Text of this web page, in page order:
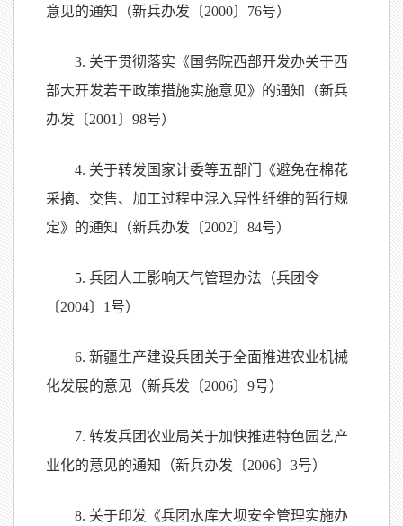
意见的通知（新兵办发〔2000〕76号）
3. 关于贯彻落实《国务院西部开发办关于西
部大开发若干政策措施实施意见》的通知（新兵
办发〔2001〕98号）
4. 关于转发国家计委等五部门《避免在棉花
采摘、交售、加工过程中混入异性纤维的暂行规
定》的通知（新兵办发〔2002〕84号）
5. 兵团人工影响天气管理办法（兵团令
〔2004〕1号）
6. 新疆生产建设兵团关于全面推进农业机械
化发展的意见（新兵发〔2006〕9号）
7. 转发兵团农业局关于加快推进特色园艺产
业化的意见的通知（新兵办发〔2006〕3号）
8. 关于印发《兵团水库大坝安全管理实施办